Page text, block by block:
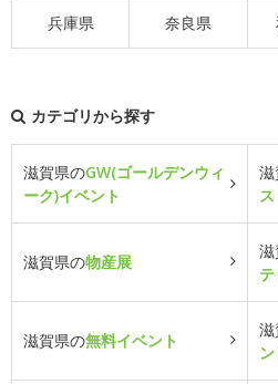
兵庫県 奈良県
カテゴリから探す
滋賀県のGW(ゴールデンウィ
ーク)イベント
ス
滋賀県の物産展
滋賀県の無料イベント
ン